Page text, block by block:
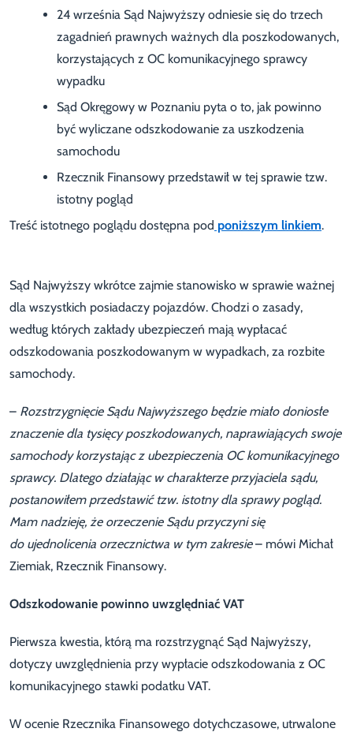
24 września Sąd Najwyższy odniesie się do trzech
zagadnień prawnych ważnych dla poszkodowanych,
korzystających z OC komunikacyjnego sprawcy
wypadku
Sąd Okręgowy w Poznaniu pyta o to, jak powinno
być wyliczane odszkodowanie za uszkodzenia
samochodu
Rzecznik Finansowy przedstawił w tej sprawie tzw.
istotny pogląd
Treść istotnego poglądu dostępna pod poniższym linkiem.
Sąd Najwyższy wkrótce zajmie stanowisko w sprawie ważnej
dla wszystkich posiadaczy pojazdów. Chodzi o zasady,
według których zakłady ubezpieczeń mają wypłacać
odszkodowania poszkodowanym w wypadkach, za rozbite
samochody.
– Rozstrzygnięcie Sądu Najwyższego będzie miało doniosłe
znaczenie dla tysięcy poszkodowanych, naprawiających swoje
samochody korzystając z ubezpieczenia OC komunikacyjnego
sprawcy. Dlatego działając w charakterze przyjaciela sądu,
postanowiłem przedstawić tzw. istotny dla sprawy pogląd.
Mam nadzieję, że orzeczenie Sądu przyczyni się
do ujednolicenia orzecznictwa w tym zakresie– mówi Michał
Ziemiak, Rzecznik Finansowy.
Odszkodowanie powinno uwzględniać VAT
Pierwsza kwestia, którą ma rozstrzygnąć Sąd Najwyższy,
dotyczy uwzględnienia przy wypłacie odszkodowania z OC
komunikacyjnego stawki podatku VAT.
W ocenie Rzecznika Finansowego dotychczasowe, utrwalone